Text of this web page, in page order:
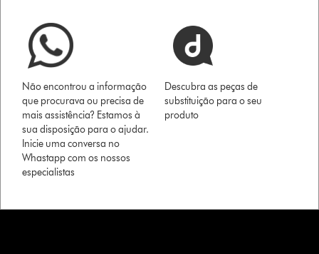
Não encontrou a informação
que procurava ou precisa de
mais assistência? Estamos à
sua disposição para o ajudar.
Inicie uma conversa no
Whastapp com os nossos
especialistas
Descubra as peças de
substituição para o seu
produto